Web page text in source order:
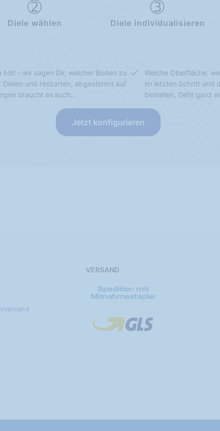
Diele wählen Diele individualisieren
bist - wir sagen Dir, welcher Boden zu
Dielen und Holzarten, abgestimmt auf
braucht es auch…
Welche Oberfläche,
im letzten Schritt und
bestellen. Geht ganz
Jetzt konfigurieren
VERSAND